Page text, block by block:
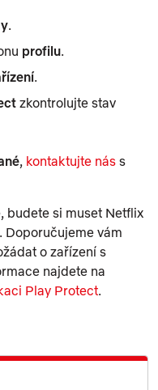
.
profilu.
.
zkontrolujte stav
, kontaktujte nás s
budete si muset Netflix
. Doporučujeme vám
o zařízení s
najdete na
Play Protect.